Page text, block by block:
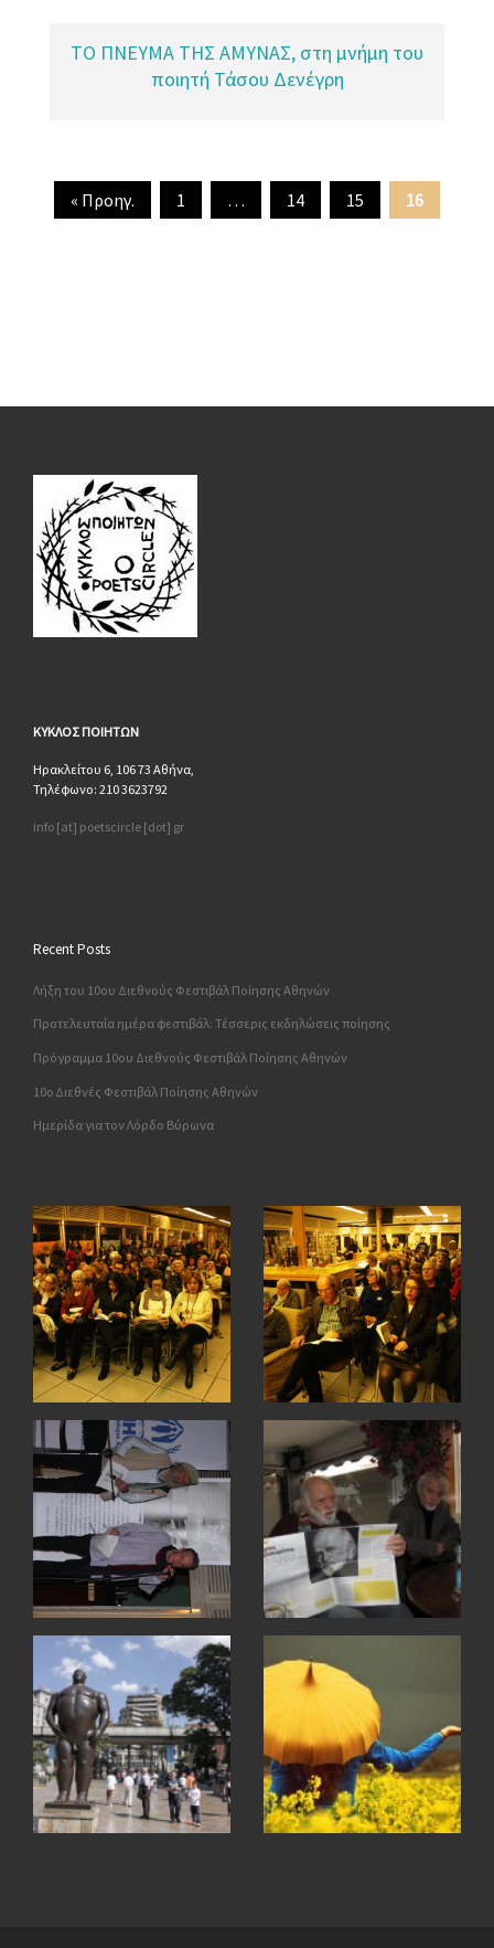
ΤΟ ΠΝΕΥΜΑ ΤΗΣ ΑΜΥΝΑΣ, στη μνήμη του
ποιητή Τάσου Δενέγρη
« Προηγ. 1 … 14 15 16
ΚΥΚΛΟΣ ΠΟΙΗΤΩΝ
Ηρακλείτου 6, 106 73 Αθήνα,
Τηλέφωνο: 210 3623792
info [at] poetscircle [dot] gr
Recent Posts
Λήξη του 10ου Διεθνούς Φεστιβάλ Ποίησης Αθηνών
Προτελευταία ημέρα φεστιβάλ: Τέσσερις εκδηλώσεις ποίησης
Πρόγραμμα 10ου Διεθνούς Φεστιβάλ Ποίησης Αθηνών
10o Διεθνές Φεστιβάλ Ποίησης Αθηνών
Ημερίδα για τον Λόρδο Βύρωνα